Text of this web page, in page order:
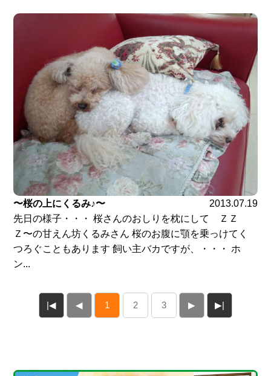
〜桜の上にくるみ♪〜
2013.07.19
先日の様子・・・ 桜さんのおしりを枕にして ＺＺ
Ｚ〜の甘えん坊くるみさん 桜のお腹に顎を乗っけてく
つろぐこともあります 飼い主バカですが、・・・ ホ
ン...
|◀ ◀ 1 2 3 ▶ ▶|